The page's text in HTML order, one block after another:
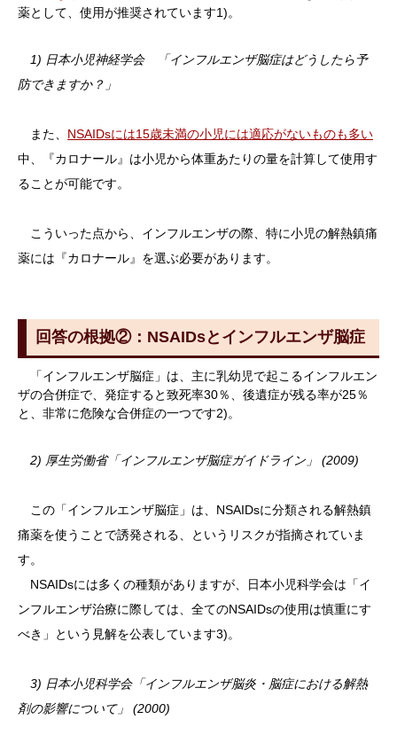
薬として、使用が推奨されています1)。
1) 日本小児神経学会 「インフルエンザ脳症はどうしたら予
防できますか？」
また、 NSAIDsには15歳未満の小児には適応がないものも多い
中、『カロナール』は小児から体重あたりの量を計算して使用す
ることが可能です。
こういった点から、インフルエンザの際、特に小児の解熱鎮痛
薬には『カロナール』を選ぶ必要があります。
回答の根拠②：NSAIDsとインフルエンザ脳症
「インフルエンザ脳症」は、主に乳幼児で起こるインフルエン
ザの合併症で、発症すると致死率30％、後遺症が残る率が25％
と、非常に危険な合併症の一つです2)。
2) 厚生労働省「インフルエンザ脳症ガイドライン」 (2009)
この「インフルエンザ脳症」は、NSAIDsに分類される解熱鎮
痛薬を使うことで誘発される、というリスクが指摘されていま
す。
NSAIDsには多くの種類がありますが、日本小児科学会は「イ
ンフルエンザ治療に際しては、全てのNSAIDsの使用は慎重にす
べき」という見解を公表しています3)。
3) 日本小児科学会「インフルエンザ脳炎・脳症における解熱
剤の影響について」 (2000)